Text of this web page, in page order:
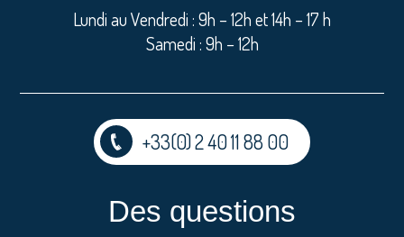
Lundi au Vendredi : 9h – 12h et 14h – 17 h
Samedi : 9h – 12h
+33(0) 2 40 11 88 00
Des questions